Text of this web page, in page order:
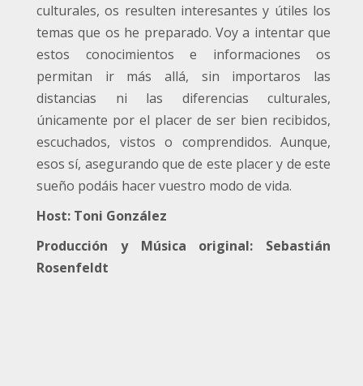
culturales, os resulten interesantes y útiles los
temas que os he preparado. Voy a intentar que
estos conocimientos e informaciones os
permitan ir más allá, sin importaros las
distancias ni las diferencias culturales,
únicamente por el placer de ser bien recibidos,
escuchados, vistos o comprendidos. Aunque,
esos sí, asegurando que de este placer y de este
sueño podáis hacer vuestro modo de vida.
Host: Toni González
Producción y Música original: Sebastián
Rosenfeldt